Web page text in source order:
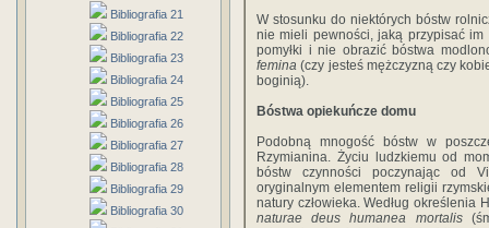
Bibliografia 21
Bibliografia 22
Bibliografia 23
Bibliografia 24
Bibliografia 25
Bibliografia 26
Bibliografia 27
Bibliografia 28
Bibliografia 29
Bibliografia 30
W stosunku do niektórych bóstw
nie mieli pewności, jaką przypisać im
pomyłki i nie obrazić bóstwa
femina (czy jesteś mężczyzną czy
boginią).
Bóstwa opiekuńcze domu
Podobną mnogość bóstw w
Rzymianina. Życiu ludzkiemu od
bóstw czynności poczynając od
oryginalnym elementem religii
natury człowieka. Według określenia
naturae deus humanea mortalis